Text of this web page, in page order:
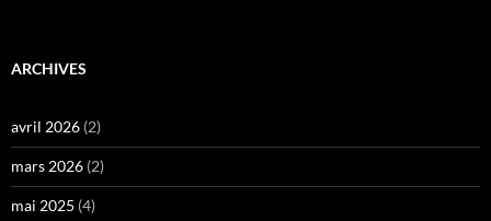
ARCHIVES
avril 2026 (2)
mars 2026 (2)
mai 2025 (4)